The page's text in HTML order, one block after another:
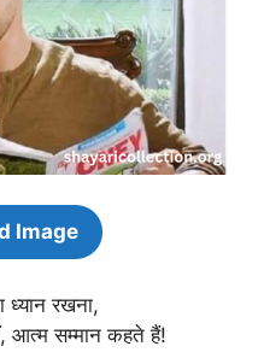
Image
ध्यान रखना,
आत्म सम्मान कहते हैं!